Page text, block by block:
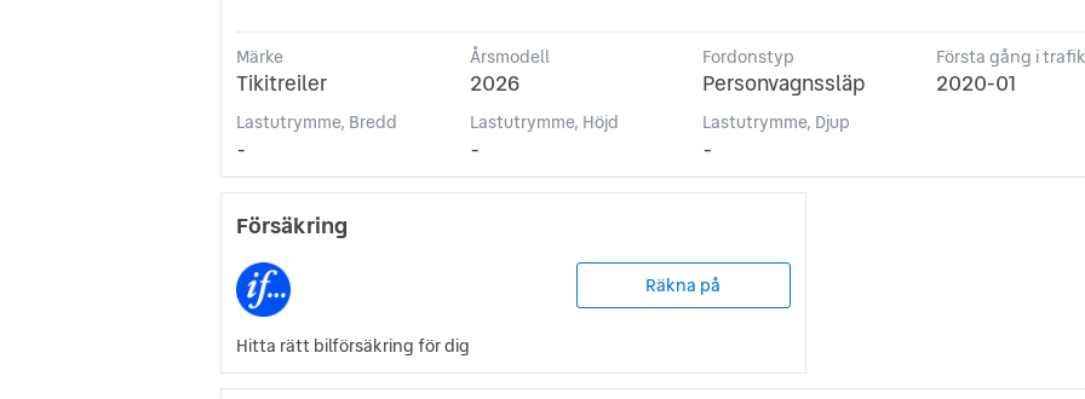
Märke
Tikitreiler
Årsmodell
2026
Fordonstyp
Personvagnssläp
Första gång i
2020-01
Lastutrymme, Bredd
-
Lastutrymme, Höjd
-
Lastutrymme, Djup
-
Försäkring
Räkna på
Hitta rätt bilförsäkring för dig